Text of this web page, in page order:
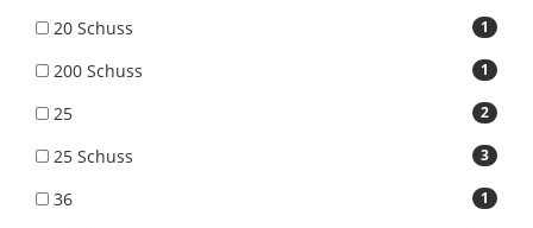
1
20 Schuss
1
200 Schuss
2
25
3
25 Schuss
1
36